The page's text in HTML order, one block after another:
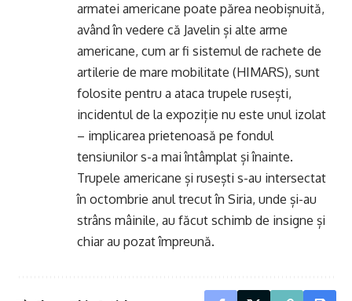
armatei americane poate părea neobișnuită,
având în vedere că Javelin și alte arme
americane, cum ar fi sistemul de rachete de
artilerie de mare mobilitate (HIMARS), sunt
folosite pentru a ataca trupele rusești,
incidentul de la expoziție nu este unul izolat
– implicarea prietenoasă pe fondul
tensiunilor s-a mai întâmplat și înainte.
Trupele americane și rusești s-au intersectat
în octombrie anul trecut în Siria, unde și-au
strâns mâinile, au făcut schimb de insigne și
chiar au pozat împreună.